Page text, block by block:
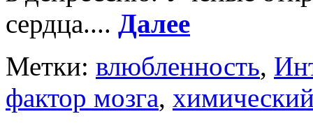
сердца.... Далее
Метки: влюбленность,
фактор мозга,